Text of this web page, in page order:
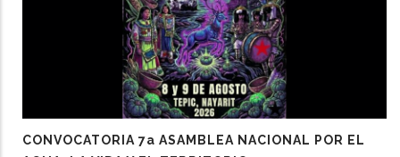
CONVOCATORIA 7a ASAMBLEA NACIONAL POR EL